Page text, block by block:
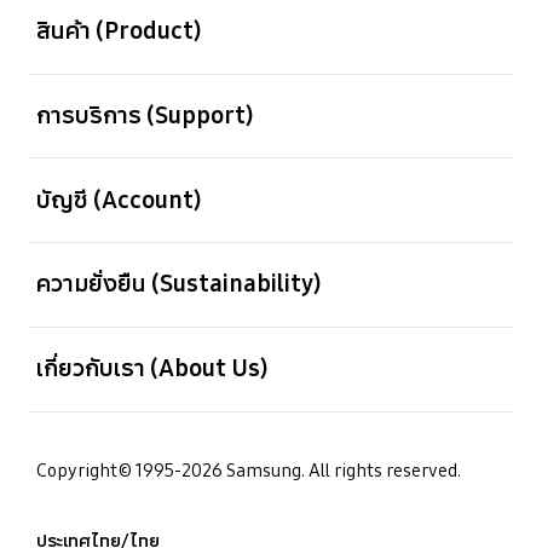
สินค้า (Product)
การบริการ (Support)
บัญชี (Account)
ความยั่งยืน (Sustainability)
เกี่ยวกับเรา (About Us)
Copyright© 1995-2026 Samsung. All rights reserved.
ประเทศไทย/ไทย